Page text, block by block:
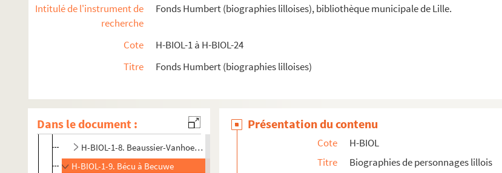
Intitulé de l'instrument de
recherche
Fonds Humbert (biographies lilloises), bibliothèque municipale de Lille.
Cote
H-BIOL-1 à H-BIOL-24
Titre
Fonds Humbert (biographies lilloises)
Dans le document :
H-BIOL-1-1. Acheray à Aernout
H-BIOL-1-4. André François Etienne Jean-Baptiste, maire
H-BIOL-1-6. As Pois à Auger
H-BIOL-1-7. Basqueville à Bayet
H-BIOL-1-8. Beaussier-Vanhoenacker à Baudet
H-BIOL-1-9. Bécu à Becuwe
Présentation du contenu
Cote
H-BIOL
Titre
Biographies de personnages lillois